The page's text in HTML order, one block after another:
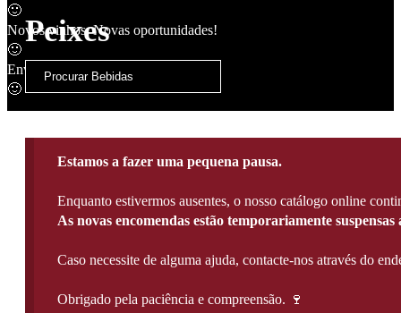
🙂
Novos vinhos, Novas oportunidades!
🙂
Envios Grátis acima de 100€
🙂
Peixes
Estamos a fazer uma pequena pausa.
Enquanto estivermos ausentes, o nosso catálogo online
As novas encomendas estão temporariamente suspensas
Caso necessite de alguma ajuda, contacte-nos através do
Obrigado pela paciência e compreensão. 🍷